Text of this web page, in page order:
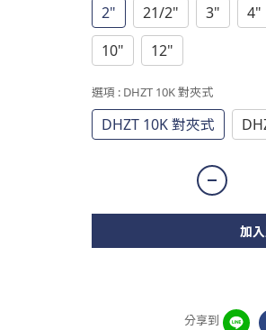
2" 21/2" 3" 4"
10"
12"
選項 : DHZT 10K 對夾式
DHZT 10K 對夾式
加
分享到